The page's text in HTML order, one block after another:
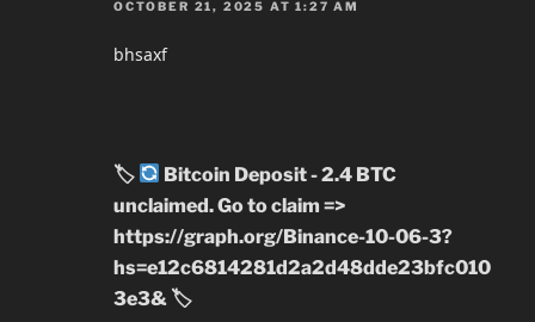
OCTOBER 21, 2025 AT 1:27 AM
bhsaxf
🏷
Bitcoin Deposit - 2.4 BTC
unclaimed. Go to claim =>
https://graph.org/Binance-10-06-3?
hs=e12c6814281d2a2d48dde23bfc010
3e3& 🏷